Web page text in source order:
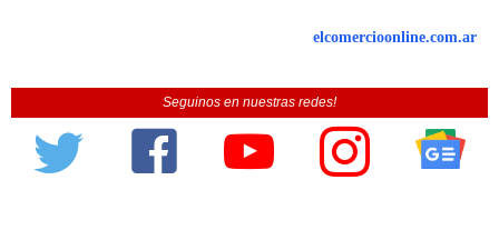
elcomercioonline.com.ar
Seguinos en nuestras redes!